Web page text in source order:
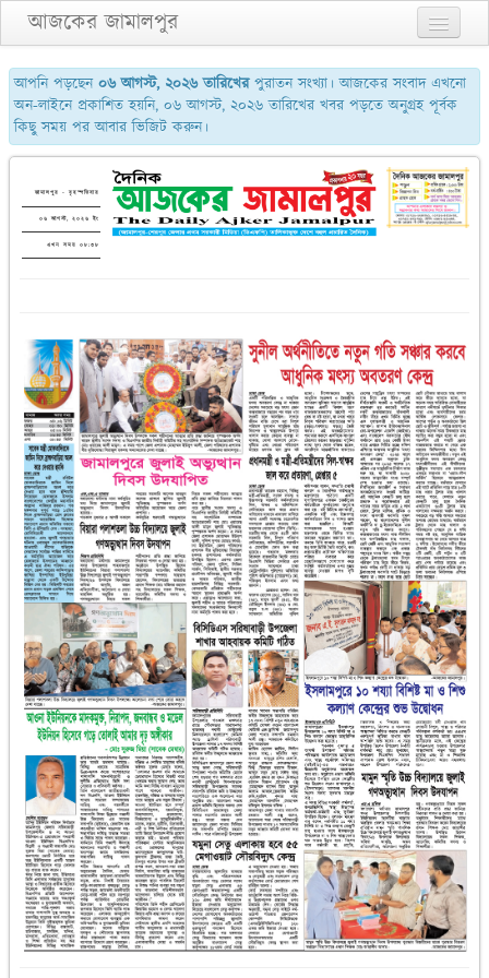
আজকের জামালপুর
প্রথম পাতা
২য় পাতা
৩য় পাতা
শেষের পাতা
আমাদের সম্পর্কে
পুরাতন সংখ্যা
আপনি পড়ছেন০৬ আগস্ট, ২০২৬ তারিখেরপুরাতন সংখ্যা। আজকের সংবাদ এখনো
অন-লাইনে প্রকাশিত হয়নি, ০৬ আগস্ট, ২০২৬ তারিখের খবর পড়তে অনুগ্রহ পূর্বক
কিছু সময় পর আবার ভিজিট করুন।
জামালপুর - বৃহস্পতিবার
০৬ আগস্ট, ২০২৬ ইং
এখন সময় ০৮:৩৮